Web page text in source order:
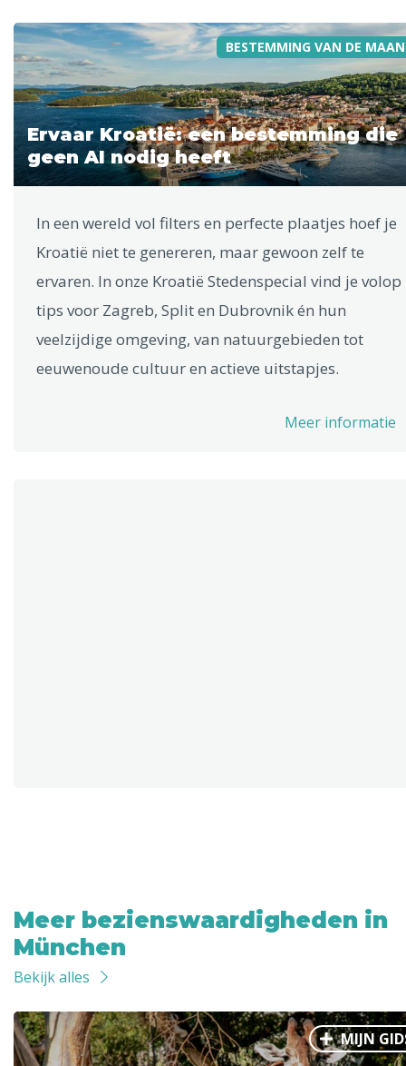
BESTEMMING VAN DE
Ervaar Kroatië: een bestemming die
geen AI nodig heeft
In een wereld vol filters en perfecte plaatjes hoef je
Kroatië niet te genereren, maar gewoon zelf te
ervaren. In onze Kroatië Stedenspecial vind je volop
tips voor Zagreb, Split en Dubrovnik én hun
veelzijdige omgeving, van natuurgebieden tot
eeuwenoude cultuur en actieve uitstapjes.
Meer informatie
Meer bezienswaardigheden in
München
Bekijk alles
MIJN